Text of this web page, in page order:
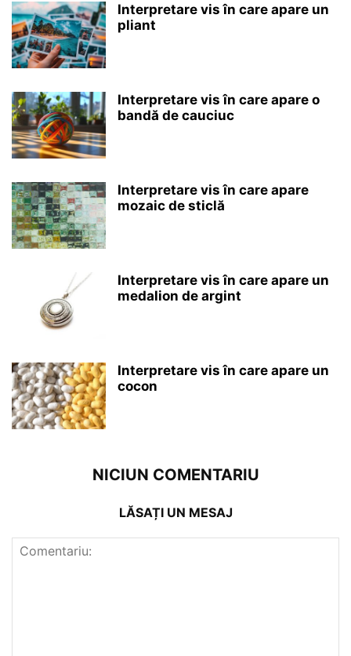
Interpretare vis în care apare un
pliant
Interpretare vis în care apare o
bandă de cauciuc
Interpretare vis în care apare
mozaic de sticlă
Interpretare vis în care apare un
medalion de argint
Interpretare vis în care apare un
cocon
NICIUN COMENTARIU
LĂSAȚI UN MESAJ